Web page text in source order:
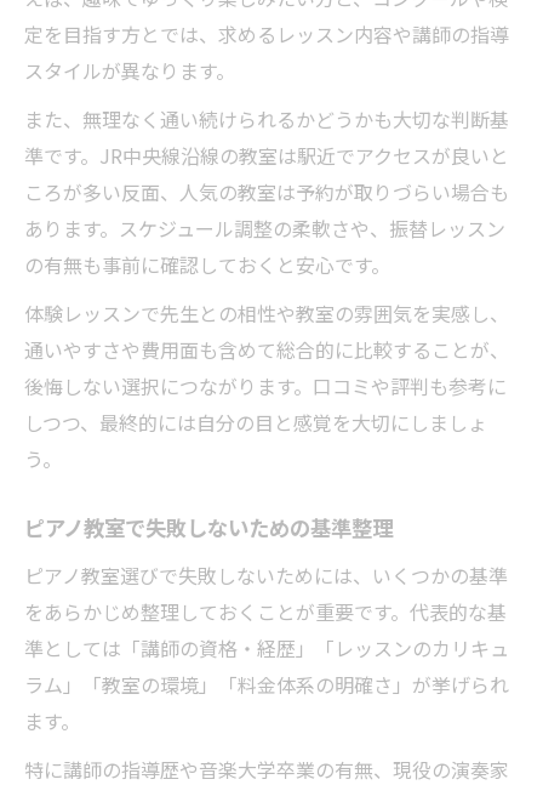
定を目指す方とでは、求めるレッスン内容や講師の指導
スタイルが異なります。
また、無理なく通い続けられるかどうかも大切な判断基
準です。JR中央線沿線の教室は駅近でアクセスが良いと
ころが多い反面、人気の教室は予約が取りづらい場合も
あります。スケジュール調整の柔軟さや、振替レッスン
の有無も事前に確認しておくと安心です。
体験レッスンで先生との相性や教室の雰囲気を実感し、
通いやすさや費用面も含めて総合的に比較することが、
後悔しない選択につながります。口コミや評判も参考に
しつつ、最終的には自分の目と感覚を大切にしましょ
う。
ピアノ教室で失敗しないための基準整理
ピアノ教室選びで失敗しないためには、いくつかの基準
をあらかじめ整理しておくことが重要です。代表的な基
準としては「講師の資格・経歴」「レッスンのカリキュ
ラム」「教室の環境」「料金体系の明確さ」が挙げられ
ます。
特に講師の指導歴や音楽大学卒業の有無、現役の演奏家